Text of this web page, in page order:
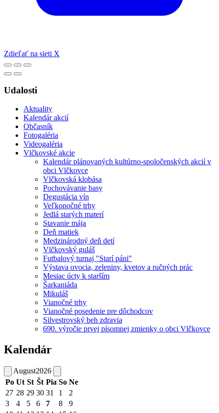
Zdieľať na sieti X
Udalosti
Aktuality
Kalendár akcií
Občasník
Fotogaléria
Videogaléria
Vlčkovské akcie
Kalendár plánovaných kultúrno-spoločenských akcií v
obci Vlčkovce
Vlčkovská klobása
Pochovávanie basy
Degustácia vín
Veľkonočné trhy
Jedlá starých materí
Stavanie mája
Deň matiek
Medzinárodný deň detí
Vlčkovský guláš
Futbalový turnaj "Starí páni"
Výstava ovocia, zeleniny, kvetov a ručných prác
Mesiac úcty k starším
Šarkaniáda
Mikuláš
Vianočné trhy
Vianočné posedenie pre dôchodcov
Silvestrovský beh zdravia
690. výročie prvej písomnej zmienky o obci Vlčkovce
Kalendár
August2026
Po Ut St Št Pia So Ne
27 28 29 30 31 1
2
3
4 5 6 7 8
9